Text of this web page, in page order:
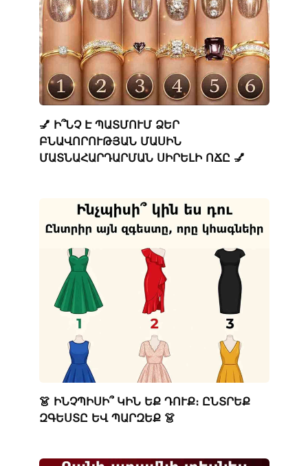
💅 Ի՞ՆՉ Է ՊԱՏՄՈՒՄ ՁԵՐ
ԲՆԱՎՈՐՈՒԹՅԱՆ ՄԱՍԻՆ
ՄԱՏՆԱՀԱՐԴԱՐՄԱՆ ՍԻՐԵԼԻ ՈՃԸ 💅
👗 ԻՆՉՊԻՍԻ՞ ԿԻՆ ԵՔ ԴՈՒՔ։ ԸՆՏՐԵՔ
ԶԳԵՍՏԸ ԵՎ ՊԱՐԶԵՔ 👗